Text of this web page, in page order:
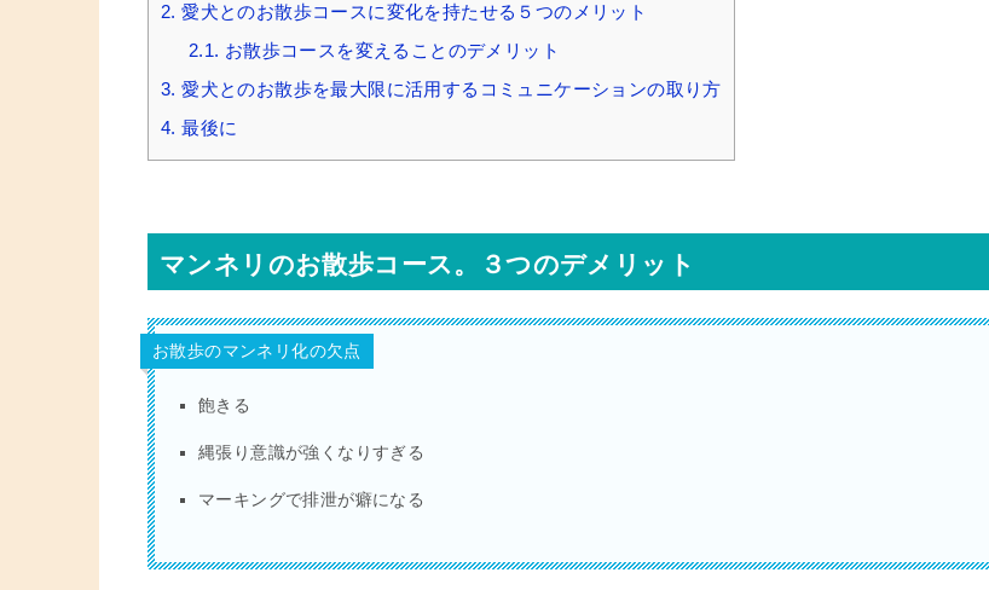
2. 愛犬とのお散歩コースに変化を持たせる５つのメリット
2.1. お散歩コースを変えることのデメリット
3. 愛犬とのお散歩を最大限に活用するコミュニケーションの取り方
4. 最後に
マンネリのお散歩コース。３つのデメリット
お散歩のマンネリ化の欠点
飽きる
縄張り意識が強くなりすぎる
マーキングで排泄が癖になる